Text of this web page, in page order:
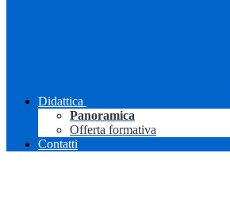
Didattica
Panoramica
Offerta formativa
Contatti